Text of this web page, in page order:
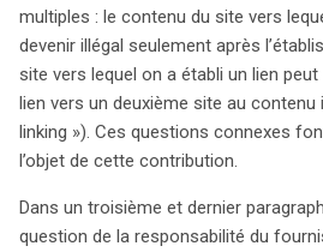
multiples : le contenu du site vers
devenir illégal seulement après
site vers lequel on a établi un lien
lien vers un deuxième site au contenu
linking »). Ces questions connexes
l’objet de cette contribution.
Dans un troisième et dernier
question de la responsabilité du